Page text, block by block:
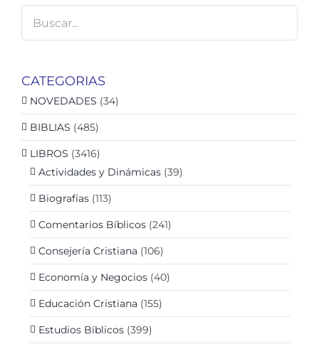
CATEGORIAS
NOVEDADES (34)
BIBLIAS (485)
LIBROS (3416)
Actividades y Dinámicas (39)
Biografías (113)
Comentarios Bíblicos (241)
Consejería Cristiana (106)
Economía y Negocios (40)
Educación Cristiana (155)
Estudios Bíblicos (399)